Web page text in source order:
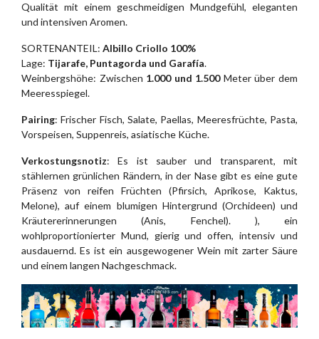
Qualität mit einem geschmeidigen Mundgefühl, eleganten
und intensiven Aromen.
SORTENANTEIL: Albillo Criollo 100%
Lage: Tijarafe, Puntagorda und Garafía.
Weinbergshöhe: Zwischen 1.000 und 1.500 Meter über dem
Meeresspiegel.
Pairing: Frischer Fisch, Salate, Paellas, Meeresfrüchte, Pasta,
Vorspeisen, Suppenreis, asiatische Küche.
Verkostungsnotiz: Es ist sauber und transparent, mit
stählernen grünlichen Rändern, in der Nase gibt es eine gute
Präsenz von reifen Früchten (Pfirsich, Aprikose, Kaktus,
Melone), auf einem blumigen Hintergrund (Orchideen) und
Kräutererinnerungen (Anis, Fenchel). ), ein
wohlproportionierter Mund, gierig und offen, intensiv und
ausdauernd. Es ist ein ausgewogener Wein mit zarter Säure
und einem langen Nachgeschmack.